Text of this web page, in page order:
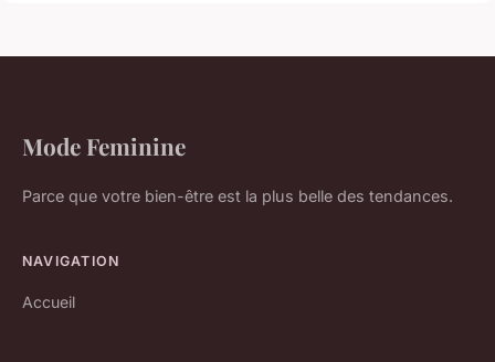
Mode Feminine
Parce que votre bien-être est la plus belle des tendances.
NAVIGATION
Accueil